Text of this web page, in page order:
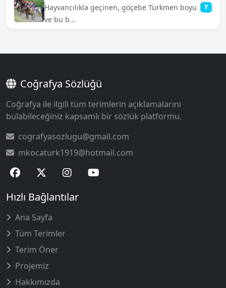
Hayvancılıkla geçinen, göçebe Türkmen boyu
ve bu b...
Y
Coğrafya Sözlüğü
Coğrafya ile ilgili tüm terimlerin açıklamalarını
bulabileceğiniz kapsamlı bir sözlük platformu.
cografyasozlugu@gmail.com
mkocaturk1919@hotmail.com
Hızlı Bağlantılar
Ana Sayfa
Tüm Terimler
Terim Öner
Projemiz
Hakkımızda